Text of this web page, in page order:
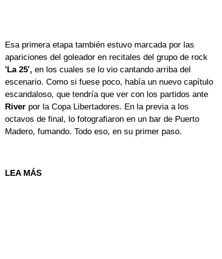
Esa primera etapa también estuvo marcada por las
apariciones del goleador en recitales del grupo de rock
'La 25', en los cuales se lo vio cantando arriba del
escenario. Como si fuese poco, había un nuevo capítulo
escandaloso, que tendría que ver con los partidos ante
River por la Copa Libertadores. En la previa a los
octavos de final, lo fotografiaron en un bar de Puerto
Madero, fumando. Todo eso, en su primer paso.
LEA MÁS